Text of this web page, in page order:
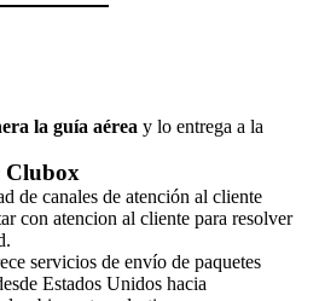
la guía aérea y lo entrega a la
Clubox
de canales de atención al cliente
con atencion al cliente para resolver
servicios de envío de paquetes
Estados Unidos hacia